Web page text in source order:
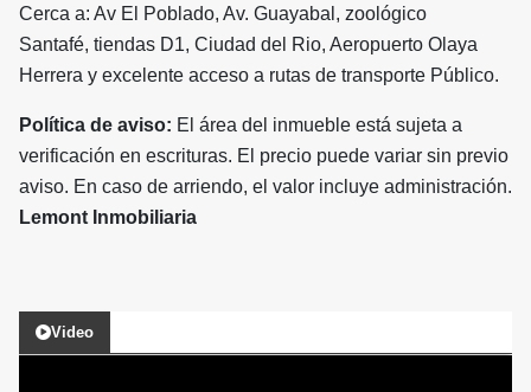
Cerca a: Av El Poblado, Av. Guayabal, zoológico
Santafé, tiendas D1, Ciudad del Rio, Aeropuerto Olaya
Herrera y excelente acceso a rutas de transporte Público.
Política de aviso: El área del inmueble está sujeta a
verificación en escrituras. El precio puede variar sin previo
aviso. En caso de arriendo, el valor incluye administración.
Lemont Inmobiliaria
Video